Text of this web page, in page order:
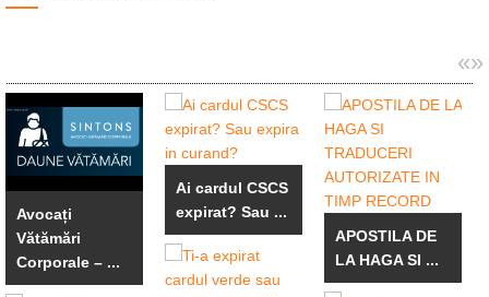
«»
Avocați
Vătămări
Corporale – ...
Ai cardul CSCS
expirat? Sau ...
APOSTILA DE
LA HAGA SI ...